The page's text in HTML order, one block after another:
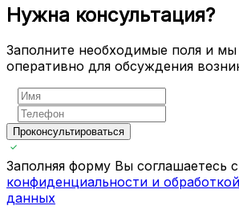
Нужна консультация?
Заполните необходимые поля и
оперативно для обсуждения
Проконсультироваться
Заполняя форму Вы соглашаетесь с
конфиденциальности и
данных